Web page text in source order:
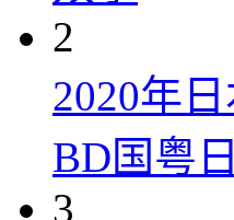
2
2020年
BD国粤
3